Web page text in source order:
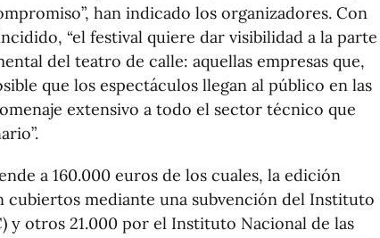
han indicado los organizadores. Con
“el festival quiere dar visibilidad a la parte
del teatro de calle: aquellas empresas que,
que los espectáculos llegan al público en las
extensivo a todo el sector técnico que
a 160.000 euros de los cuales, la edición
cubiertos mediante una subvención del Instituto
y otros 21.000 por el Instituto Nacional de las